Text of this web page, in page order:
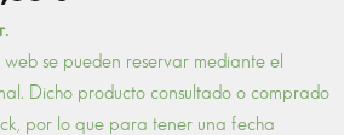
€.
ACTUAL
ES:
999,00 €.
web se pueden reservar mediante el
Dicho producto consultado o comprado
por lo que para tener una fecha